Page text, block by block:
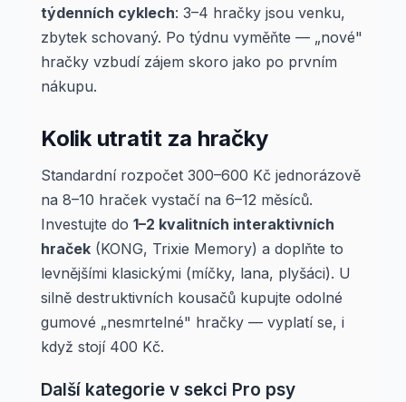
týdenních cyklech: 3–4 hračky jsou venku,
zbytek schovaný. Po týdnu vyměňte — „nové"
hračky vzbudí zájem skoro jako po prvním
nákupu.
Kolik utratit za hračky
Standardní rozpočet 300–600 Kč jednorázově
na 8–10 hraček vystačí na 6–12 měsíců.
Investujte do 1–2 kvalitních interaktivních
hraček (KONG, Trixie Memory) a doplňte to
levnějšími klasickými (míčky, lana, plyšáci). U
silně destruktivních kousačů kupujte odolné
gumové „nesmrtelné" hračky — vyplatí se, i
když stojí 400 Kč.
Další kategorie v sekci Pro psy